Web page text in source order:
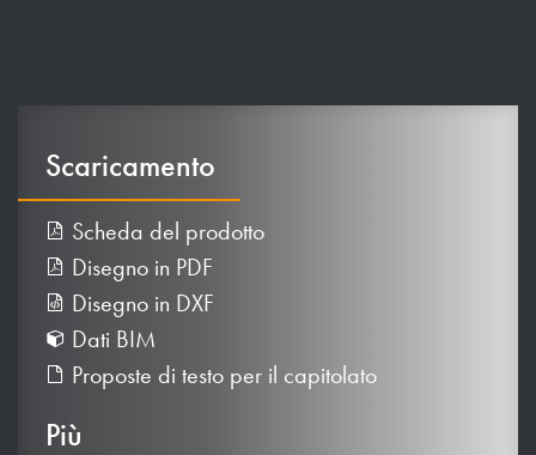
Scaricamento
Scheda del prodotto
Disegno in PDF
Disegno in DXF
Dati BIM
Proposte di testo per il capitolato
Più